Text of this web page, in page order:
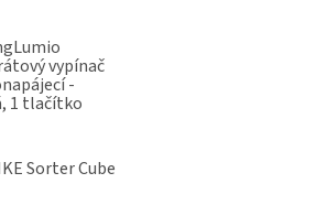
produktu je 5 z 5 hvězdiček.
vypínač
-
1 tlačítko
produktu je 4 z 5 hvězdiček.
Sorter Cube